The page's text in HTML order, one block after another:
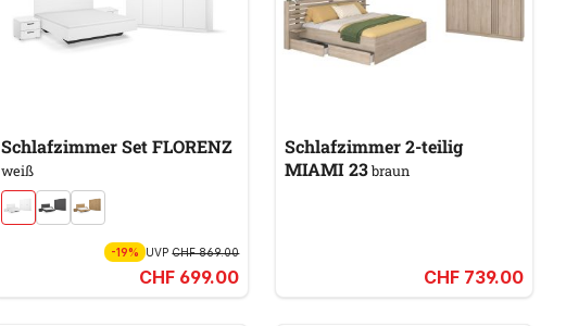
Schlafzimmer Set FLORENZ
weiß
-19% UVPCHF 869.00
CHF 699.00
Schlafzimmer 2-teilig
MIAMI 23braun
CHF 739.00